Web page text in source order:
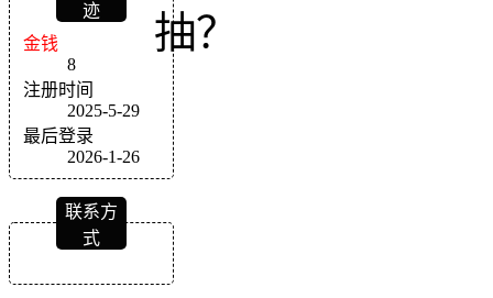
迹
金钱
8
注册时间
2025-5-29
最后登录
2026-1-26
联系方
式
抽？